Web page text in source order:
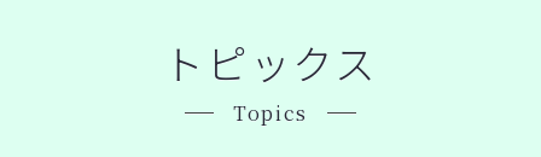
トピックス
Topics